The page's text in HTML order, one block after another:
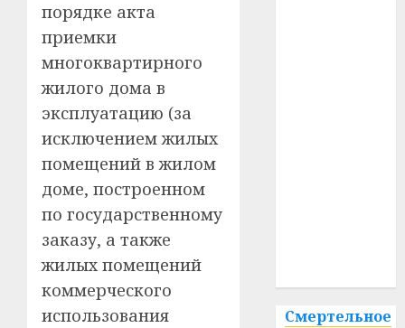
порядке акта
приемки
многоквартирного
жилого дома в
эксплуатацию (за
исключением жилых
помещений в жилом
доме, построенном
по государственному
заказу, а также
жилых помещений
коммерческого
использования
Смертельное